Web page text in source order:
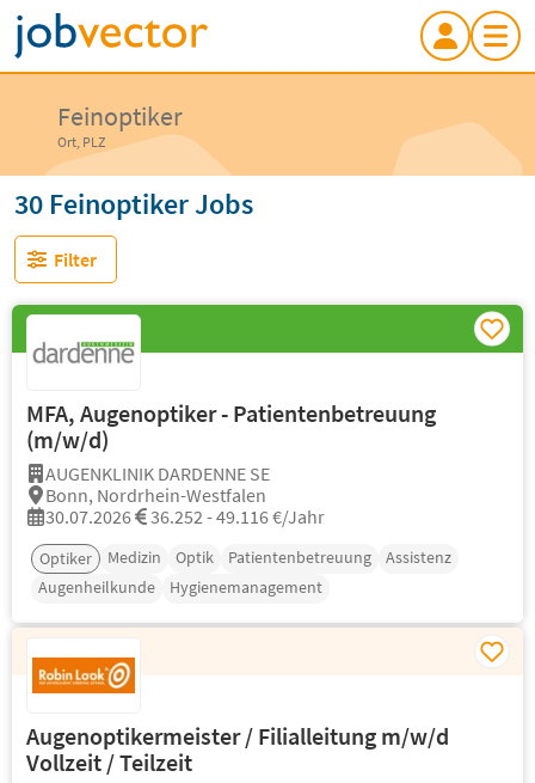
Feinoptiker
Ort, PLZ
30 Feinoptiker Jobs
Filter
MFA, Augenoptiker - Patientenbetreuung
(m/w/d)
AUGENKLINIK DARDENNE SE
Bonn, Nordrhein-Westfalen
30.07.2026
36.252 - 49.116 €/Jahr
Optiker Medizin Optik Patientenbetreuung
Assistenz
Augenheilkunde
Hygienemanagement
Augenoptikermeister / Filialleitung m/w/d
Vollzeit / Teilzeit